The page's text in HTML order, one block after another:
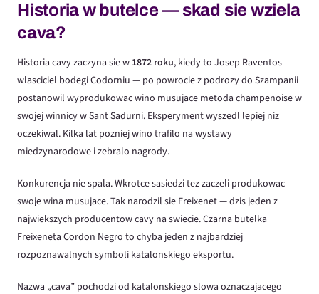
Historia w butelce — skad sie wziela
cava?
Historia cavy zaczyna sie w 1872 roku, kiedy to Josep Raventos —
wlasciciel bodegi Codorniu — po powrocie z podrozy do Szampanii
postanowil wyprodukowac wino musujace metoda champenoise w
swojej winnicy w Sant Sadurni. Eksperyment wyszedl lepiej niz
oczekiwal. Kilka lat pozniej wino trafilo na wystawy
miedzynarodowe i zebralo nagrody.
Konkurencja nie spala. Wkrotce sasiedzi tez zaczeli produkowac
swoje wina musujace. Tak narodzil sie Freixenet — dzis jeden z
najwiekszych producentow cavy na swiecie. Czarna butelka
Freixeneta Cordon Negro to chyba jeden z najbardziej
rozpoznawalnych symboli katalonskiego eksportu.
Nazwa „cava” pochodzi od katalonskiego slowa oznaczajacego